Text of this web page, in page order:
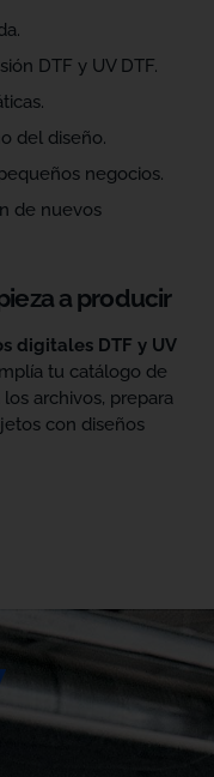
DTF y UV DTF.
del diseño.
negocios.
de nuevos
a producir
digitales DTF y UV
tu catálogo de
archivos, prepara
con diseños